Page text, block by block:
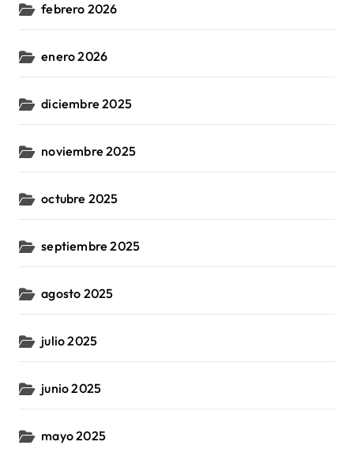
febrero 2026
enero 2026
diciembre 2025
noviembre 2025
octubre 2025
septiembre 2025
agosto 2025
julio 2025
junio 2025
mayo 2025